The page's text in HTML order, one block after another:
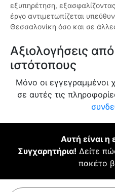
εξυπηρέτηση,
έργο αντιμετωπίζεται
Θεσσαλονίκη όσο και σε
Αξιολογήσεις
ιστότοπους
Μόνο οι εγγεγραμμένοι
σε αυτές τις
Αυτή είναι η
Συγχαρητήρια! Δείτε
πακέτο